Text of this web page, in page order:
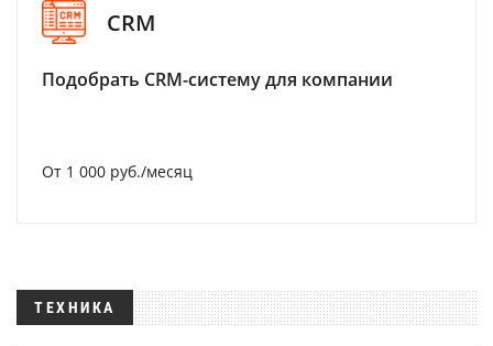
CRM
Подобрать CRM-систему для компании
От 1 000 руб./месяц
ТЕХНИКА